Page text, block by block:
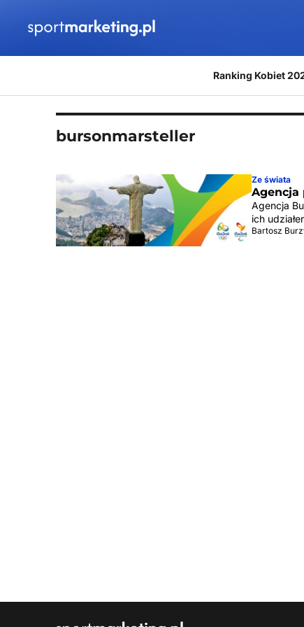
Ranking Kobiet
bursonmarsteller
Ze świata
Agencja
Agencja
ich
Bartosz